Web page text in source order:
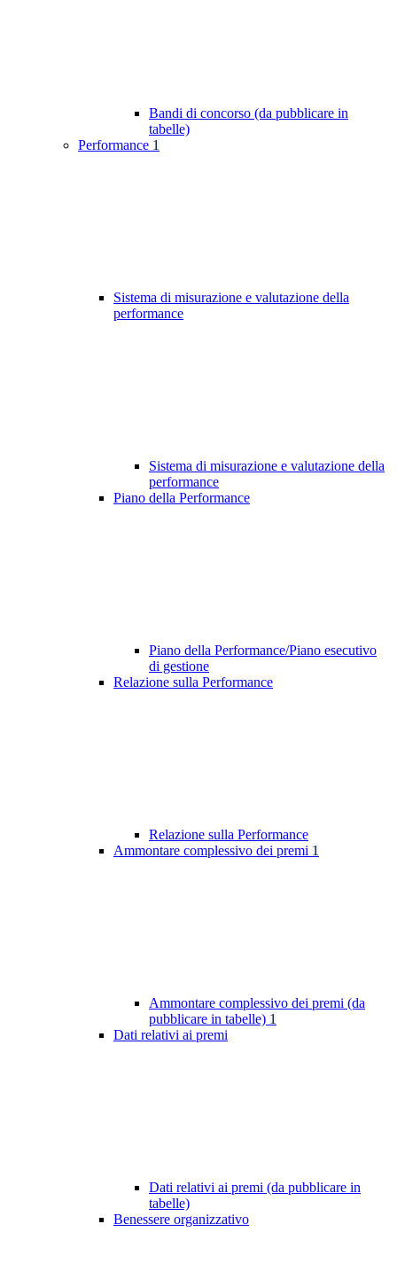
Bandi di concorso (da pubblicare in
tabelle)
Performance 1
Sistema di misurazione e valutazione della
performance
Sistema di misurazione e valutazione della
performance
Piano della Performance
Piano della Performance/Piano esecutivo
di gestione
Relazione sulla Performance
Relazione sulla Performance
Ammontare complessivo dei premi 1
Ammontare complessivo dei premi (da
pubblicare in tabelle) 1
Dati relativi ai premi
Dati relativi ai premi (da pubblicare in
tabelle)
Benessere organizzativo